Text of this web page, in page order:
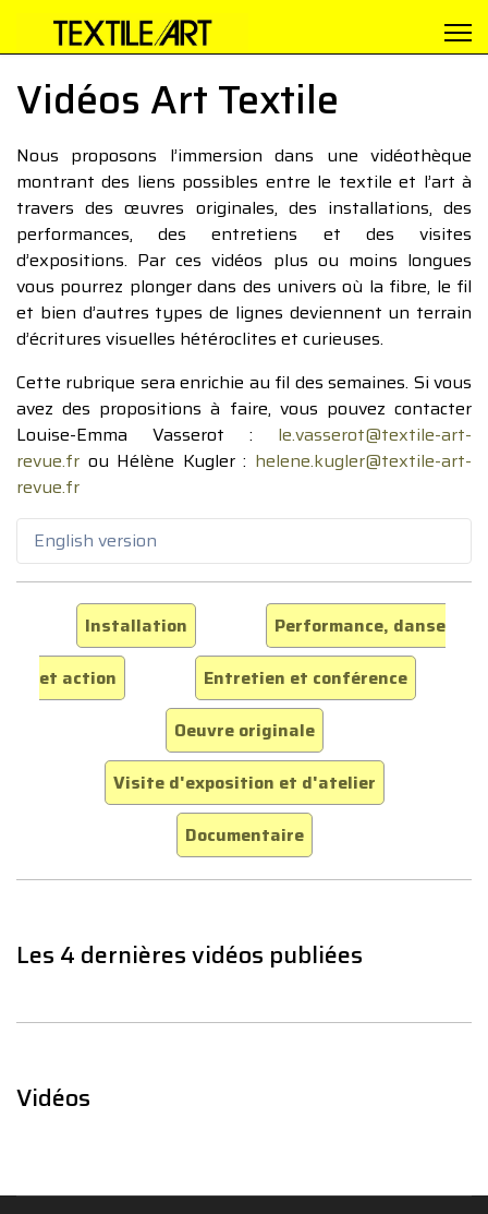
Vidéos Art Textile
Nous proposons l’immersion dans une vidéothèque
montrant des liens possibles entre le textile et l’art à
travers des œuvres originales, des installations, des
performances, des entretiens et des visites
d’expositions. Par ces vidéos plus ou moins longues
vous pourrez plonger dans des univers où la fibre, le fil
et bien d’autres types de lignes deviennent un terrain
d’écritures visuelles hétéroclites et curieuses.
Cette rubrique sera enrichie au fil des semaines. Si vous
avez des propositions à faire, vous pouvez contacter
Louise-Emma Vasserot : le.vasserot@textile-art-
revue.fr ou Hélène Kugler : helene.kugler@textile-art-
revue.fr
English version
Installation
Performance, danse
et action
Entretien et conférence
Oeuvre originale
Visite d'exposition et d'atelier
Documentaire
Les 4 dernières vidéos publiées
Vidéos